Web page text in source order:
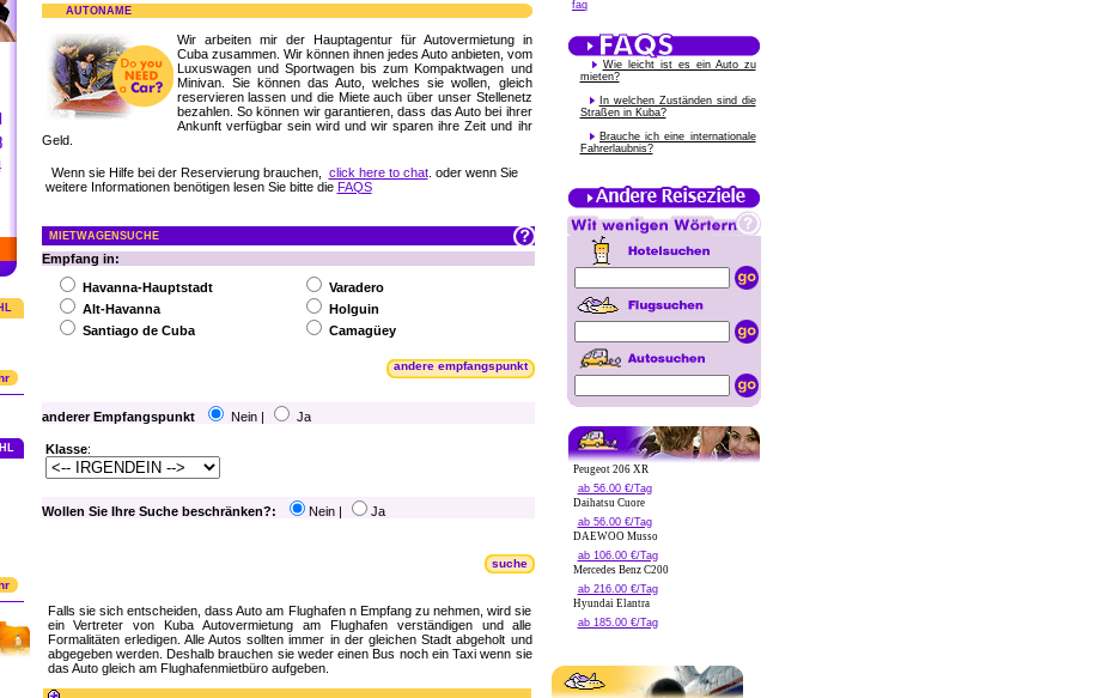
AUTONAME
Wir arbeiten mir der Hauptagentur für Autovermietung in
Cuba zusammen. Wir können ihnen jedes Auto anbieten, vom
Luxuswagen und Sportwagen bis zum Kompaktwagen und
Minivan. Sie können das Auto, welches sie wollen, gleich
reservieren lassen und die Miete auch über unser Stellenetz
bezahlen. So können wir garantieren, dass das Auto bei ihrer
Ankunft verfügbar sein wird und wir sparen ihre Zeit und ihr
Geld.
Wenn sie Hilfe bei der Reservierung brauchen, click here to chat. oder wenn Sie
weitere Informationen benötigen lesen Sie bitte die FAQS
MIETWAGENSUCHE
Empfang in:
Havanna-Hauptstadt
Alt-Havanna
Santiago de Cuba
Varadero
Holguin
Camagüey
andere empfangspunkt
anderer Empfangspunkt Nein | Ja
Klasse:
Wollen Sie Ihre Suche beschränken?: Nein | Ja
suche
Falls sie sich entscheiden, dass Auto am Flughafen n Empfang zu nehmen, wird sie
ein Vertreter von Kuba Autovermietung am Flughafen verständigen und alle
Formalitäten erledigen. Alle Autos sollten immer in der gleichen Stadt abgeholt und
abgegeben werden. Deshalb brauchen sie weder einen Bus noch ein Taxi wenn sie
das Auto gleich am Flughafenmietbüro aufgeben.
faq
Wie leicht ist es ein Auto zu
mieten?
In welchen Zuständen sind die
Straßen in Kuba?
Brauche ich eine internationale
Fahrerlaubnis?
Peugeot 206 XR
ab 56.00 €/Tag
Daihatsu Cuore
ab 56.00 €/Tag
DAEWOO Musso
ab 106.00 €/Tag
Mercedes Benz C200
ab 216.00 €/Tag
Hyundai Elantra
ab 185.00 €/Tag